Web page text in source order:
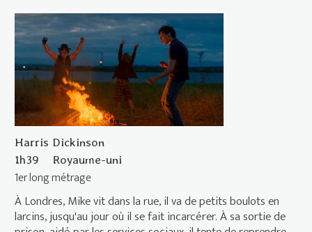
Harris Dickinson
1h39
Royaume-uni
1er long métrage
À Londres, Mike vit dans la rue, il va de petits boulots en
larcins, jusqu'au jour où il se fait incarcérer. À sa sortie de